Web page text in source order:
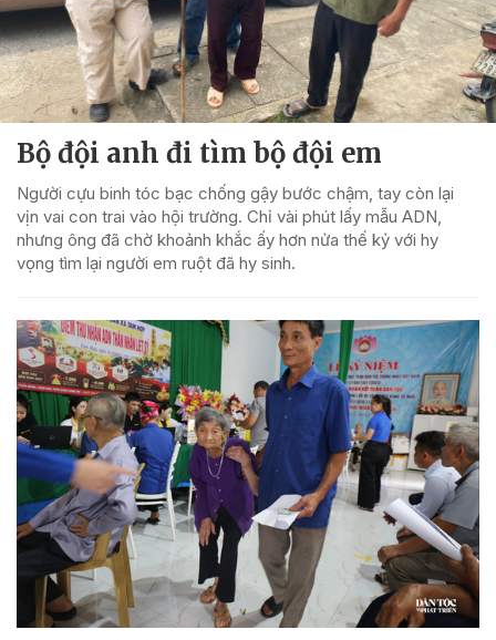
Bộ đội anh đi tìm bộ đội em
Người cựu binh tóc bạc chống gậy bước chậm, tay còn lại
vịn vai con trai vào hội trường. Chỉ vài phút lấy mẫu ADN,
nhưng ông đã chờ khoảnh khắc ấy hơn nửa thế kỷ với hy
vọng tìm lại người em ruột đã hy sinh.